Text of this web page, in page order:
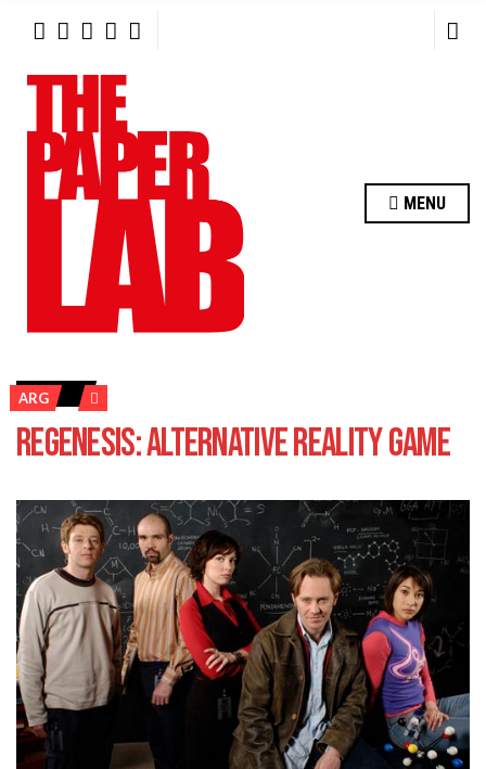
H
O
MENU
ARG
REGENESIS: ALTERNATIVE REALITY GAME